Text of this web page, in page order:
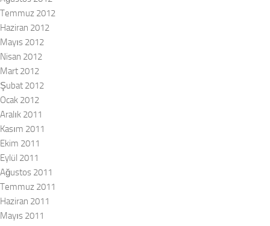
Temmuz 2012
Haziran 2012
Mayıs 2012
Nisan 2012
Mart 2012
Şubat 2012
Ocak 2012
Aralık 2011
Kasım 2011
Ekim 2011
Eylül 2011
Ağustos 2011
Temmuz 2011
Haziran 2011
Mayıs 2011